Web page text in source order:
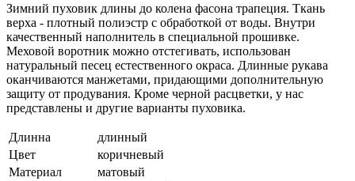
Зимний пуховик длины до колена фасона трапеция. Ткань
верха - плотный полиэстр с обработкой от воды. Внутри
качественный наполнитель в специальной прошивке.
Меховой воротник можно отстегивать, использован
натуральный песец естественного окраса. Длинные рукава
оканчиваются манжетами, придающими дополнительную
защиту от продувания. Кроме черной расцветки, у нас
представлены и другие варианты пуховика.
Длинна
длинный
Цвет
коричневый
Материал
матовый